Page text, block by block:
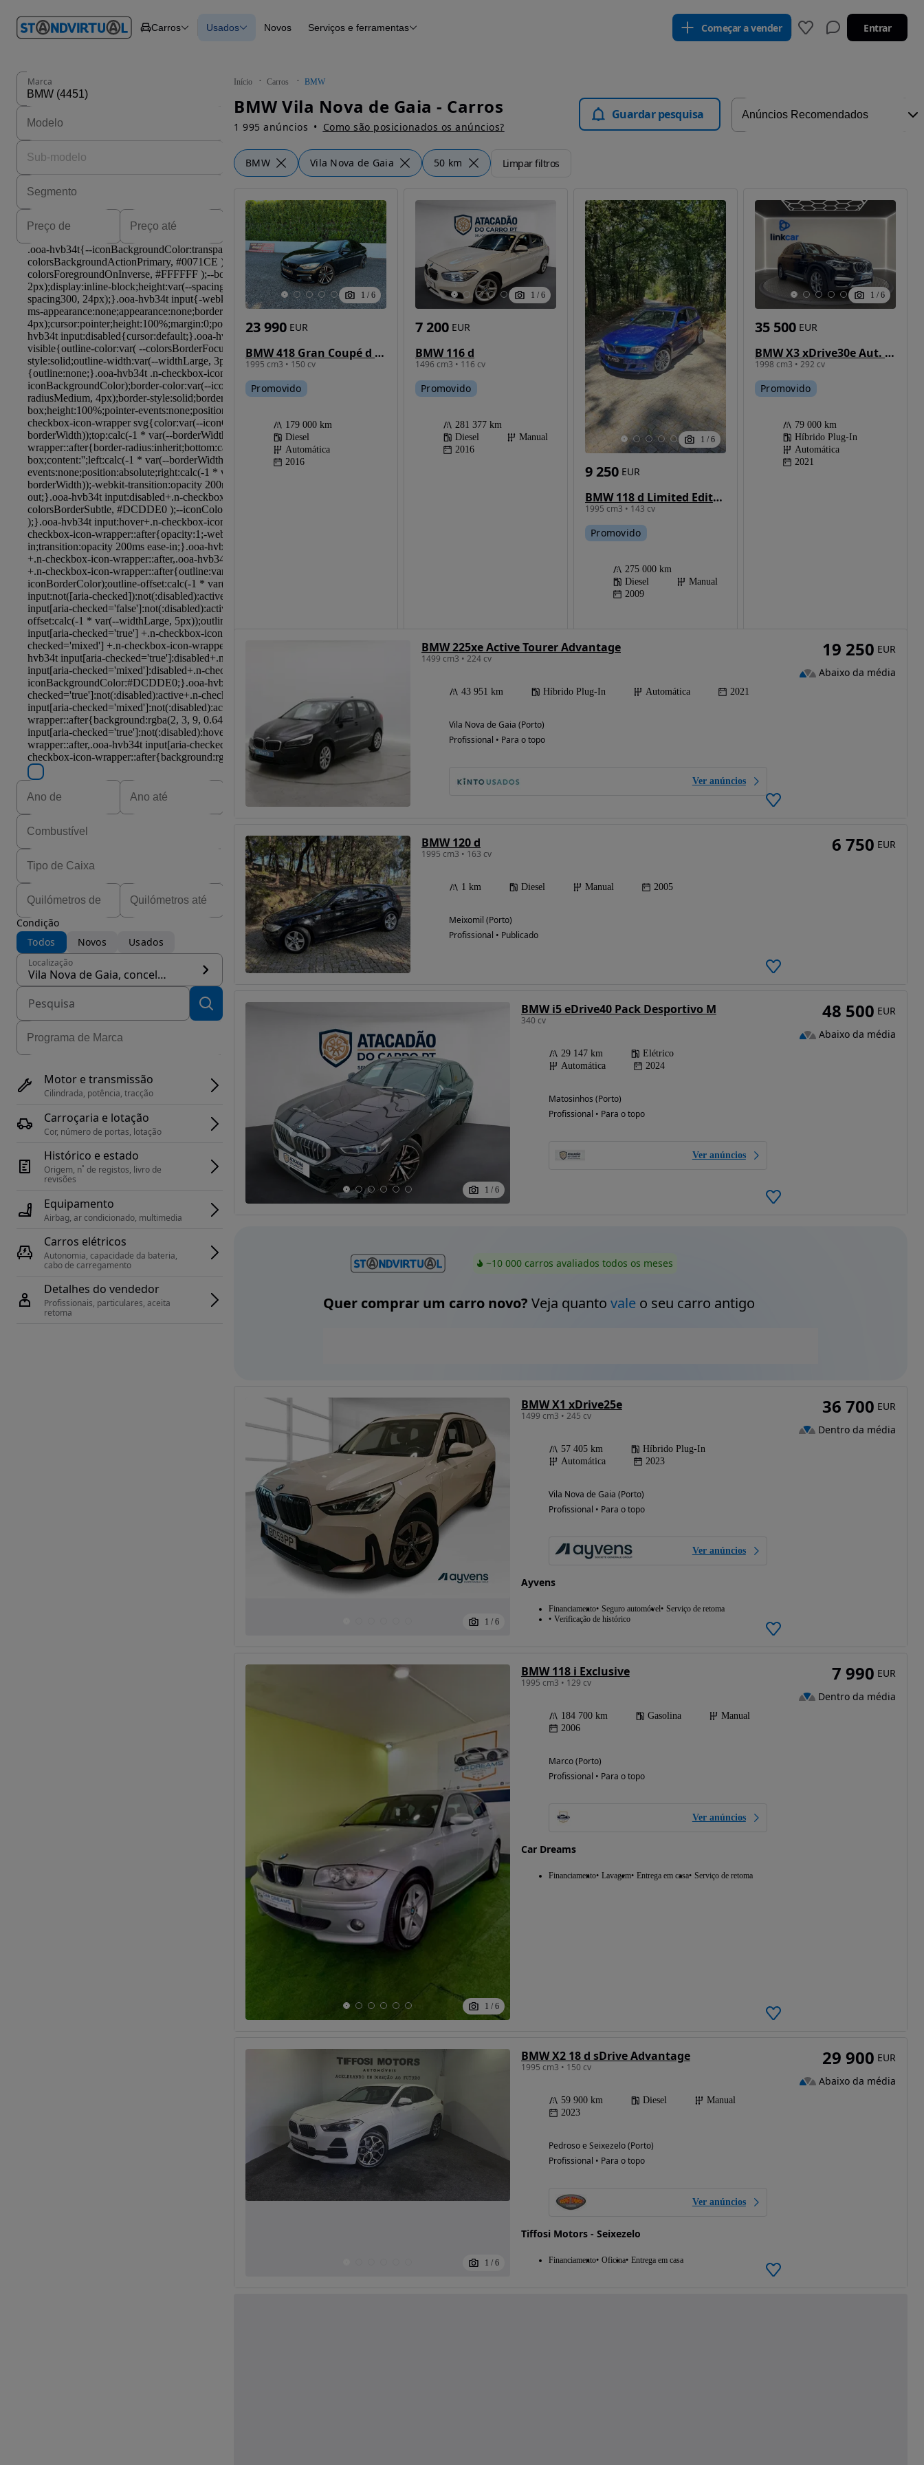
em
Carros Carros
Carros
Novos
Usados Novos Serviços e ferramentas Começar a vender Entrar
Início Carros BMW
BMW Vila Nova de Gaia - Carros
1 995 anúncios Como são posicionados os anúncios?
Guardar pesquisa
BMW Vila Nova de Gaia 50 km Limpar filtros
Marca
financiamento
Condição
Todos
Novos Usados
Localização
Vila Nova de Gaia, concelho Vila Nova de Gaia
Motor e transmissão
Cilindrada, potência, tracção
Carroçaria e lotação
Cor, número de portas, lotação
Histórico e estado
Origem, n˚ de registos, livro de
revisões
Equipamento
Airbag, ar condicionado, multimedia
Carros elétricos
Autonomia, capacidade da bateria,
cabo de carregamento
Detalhes do vendedor
Profissionais, particulares, aceita
retoma
1 / 6
BMW 418 Gran Coupé d Pack M Auto
1995 cm3 • 150 cv
23 990 EUR
Promovido
179 000 km
Diesel
Automática
2016
1 / 6
BMW 116 d
1496 cm3 • 116 cv
7 200 EUR
Promovido
281 377 km
Diesel
Manual
2016
1 / 6
BMW 118 d Limited Edition Lifestyle c/ M Sport Pack
1995 cm3 • 143 cv
9 250 EUR
Promovido
275 000 km
Diesel
Manual
2009
1 / 6
BMW X3 xDrive30e Aut. xLine
1998 cm3 • 292 cv
35 500 EUR
Promovido
79 000 km
Híbrido Plug-In
Automática
2021
BMW 225xe Active Tourer Advantage
1499 cm3 • 224 cv
43 951 km Híbrido Plug-In Automática 2021
Vila Nova de Gaia (Porto)
Profissional • Para o topo
Ver anúncios
19 250 EUR
Abaixo da média
BMW 120 d
1995 cm3 • 163 cv
1 km Diesel Manual 2005
Meixomil (Porto)
Profissional • Publicado
6 750 EUR
1 / 6
BMW i5 eDrive40 Pack Desportivo M
340 cv
29 147 km
Elétrico
Automática
2024
Matosinhos (Porto)
Profissional • Para o topo
Ver anúncios
48 500 EUR
Abaixo da média
~10 000 carros avaliados todos os meses
Quer comprar um carro novo? Veja quanto valeo seu carro antigo
1 / 6
BMW X1 xDrive25e
1499 cm3 • 245 cv
57 405 km
Híbrido Plug-In
Automática
2023
Vila Nova de Gaia (Porto)
Profissional • Para o topo
Ver anúncios
Ayvens
Financiamento Seguro automóvel
Serviço de retoma
Verificação de histórico
36 700 EUR
Dentro da média
1 / 6
BMW 118 i Exclusive
1995 cm3 • 129 cv
184 700 km Gasolina
Manual
2006
Marco (Porto)
Profissional • Para o topo
Ver anúncios
Car Dreams
Financiamento Lavagem Entrega em casa Serviço de retoma
7 990 EUR
Dentro da média
1 / 6
BMW X2 18 d sDrive Advantage
1995 cm3 • 150 cv
59 900 km Diesel
Manual
2023
Pedroso e Seixezelo (Porto)
Profissional • Para o topo
Ver anúncios
Tiffosi Motors - Seixezelo
Financiamento Oficina Entrega em casa
29 900 EUR
Abaixo da média